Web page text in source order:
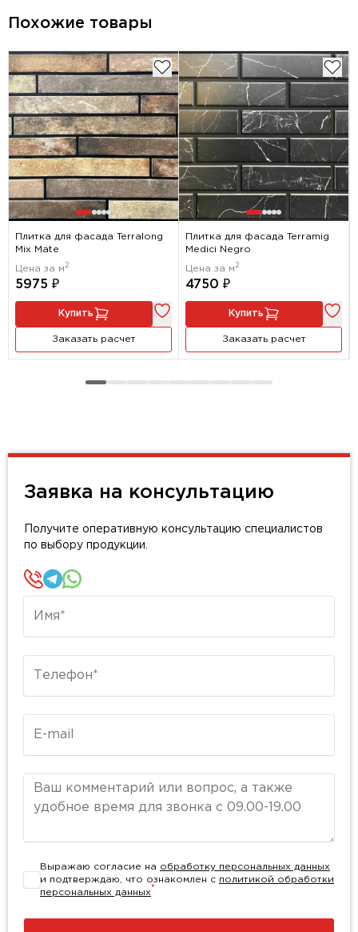
Похожие товары
Плитка для фасада Terralong
Mix Mate
Цена за м 2
5975 ₽
Купить
Заказать расчет
Плитка для фасада Terramig
Medici Negro
Цена за м 2
4750 ₽
Купить
Заказать расчет
Заявка на консультацию
Получите оперативную консультацию специалистов
по выбору продукции.
Комментарий
Выражаю согласие на обработку персональных данных
и подтверждаю, что ознакомлен с политикой обработки
персональных данных*